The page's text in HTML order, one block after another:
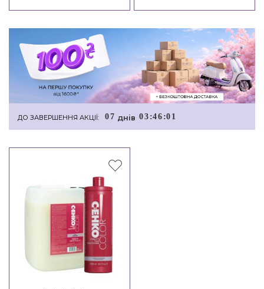
ДО ЗАВЕРШЕННЯ АКЦІЇ: 07 днiв 03 :46 :0 0